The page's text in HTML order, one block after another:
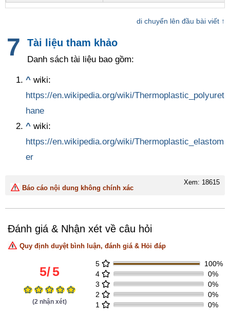
di chuyển lên đầu bài viết ↑
Tài liệu tham khảo
Danh sách tài liệu bao gồm:
^ wiki:
https://en.wikipedia.org/wiki/Thermoplastic_polyuret
hane
^ wiki:
https://en.wikipedia.org/wiki/Thermoplastic_elastom
er
Xem: 18615
Báo cáo nội dung không chính xác
Đánh giá & Nhận xét về câu hỏi
Quy định duyệt bình luận, đánh giá & Hỏi đáp
5/5
(2 nhận xét)
5
100%
4
0%
3
0%
2
0%
1
0%